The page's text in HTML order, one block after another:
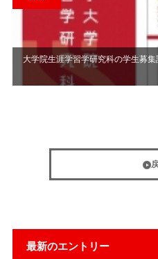
最新のエントリー
大学院生涯学習学研究科の学生募